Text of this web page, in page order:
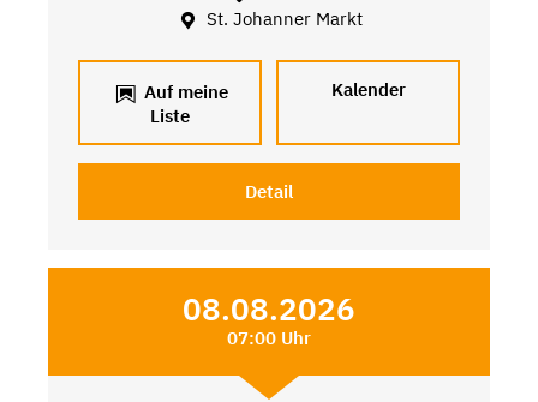
St. Johanner Markt
Auf meine
Liste
Kalender
Detail
08.08.2026
07:00 Uhr